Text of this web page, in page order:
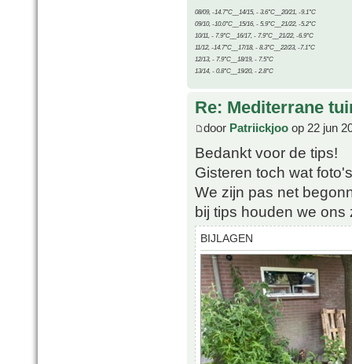
08/09, -14.7°C__14/15, - 3.6°C__20/21, -9.1°C
09/10, -10.0°C__15/16, - 5.9°C__21/22, -5.2°C
10/11, - 7.9°C__16/17, - 7.9°C__21/22, -6.9°C
11/12, -14.7°C__17/18, - 8.3°C__22/23, -7.1°C
12/13, - 7.9°C__18/19, - 7.5°C
13/14, - 0.8°C__19/20, - 2.8°C
Re: Mediterrane
door Patriickjoo op 22 jun
Bedankt voor de tips!
Gisteren toch wat
We zijn pas net
bij tips houden we
BIJLAGEN